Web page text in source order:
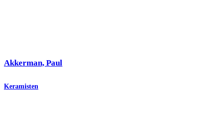
Akkerman, Paul
Keramisten